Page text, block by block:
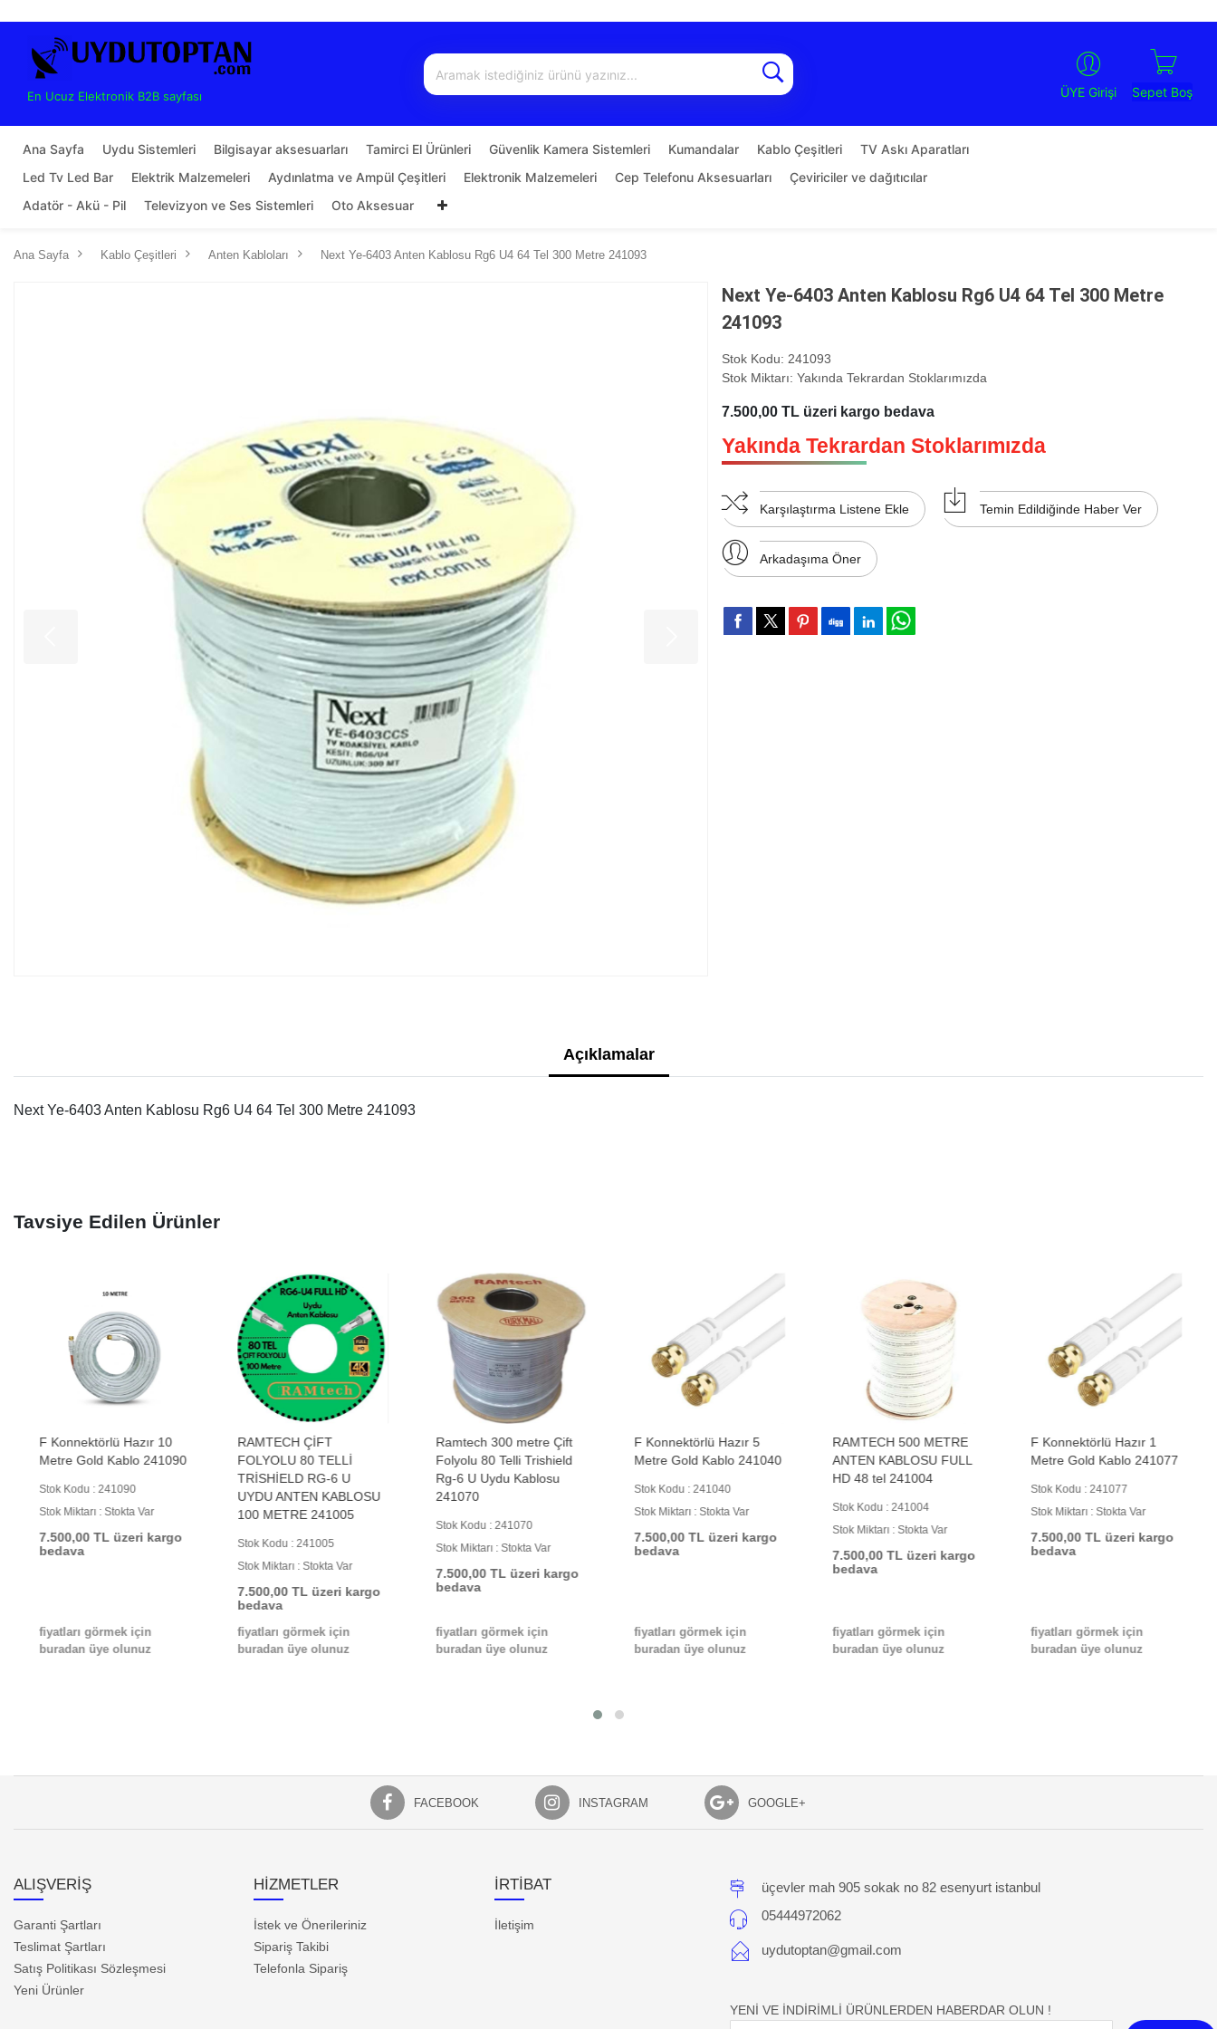
En Ucuz Elektronik B2B sayfası ÜYE Girişi Sepet Boş
Ana Sayfa Uydu Sistemleri Bilgisayar aksesuarları Tamirci El Ürünleri Güvenlik Kamera Sistemleri Kumandalar Kablo Çeşitleri
TV Askı Aparatları
Led Tv Led Bar
Elektrik Malzemeleri Aydınlatma ve Ampül Çeşitleri Elektronik Malzemeleri Cep Telefonu Aksesuarları
Çeviriciler ve dağıtıcılar
Adatör - Akü - Pil
Televizyon ve Ses Sistemleri Oto Aksesuar
Ana Sayfa Kablo Çeşitleri Anten Kabloları Next Ye-6403 Anten Kablosu Rg6 U4 64 Tel 300 Metre 241093
Next Ye-6403 Anten Kablosu Rg6 U4 64 Tel 300 Metre
241093
Stok Kodu: 241093
Stok Miktarı: Yakında Tekrardan Stoklarımızda
7.500,00 TL üzeri kargo bedava
Yakında Tekrardan Stoklarımızda
Karşılaştırma Listene Ekle Temin Edildiğinde Haber Ver
Arkadaşıma Öner
Açıklamalar
Next Ye-6403 Anten Kablosu Rg6 U4 64 Tel 300 Metre 241093
Tavsiye Edilen Ürünler
F Konnektörlü Hazır 10
Metre Gold Kablo 241090
Stok Kodu : 241090
Stok Miktarı : Stokta Var
7.500,00 TL üzeri kargo
bedava
fiyatları görmek için
buradan üye olunuz
RAMTECH ÇİFT
FOLYOLU 80 TELLİ
TRİSHİELD RG-6 U
UYDU ANTEN KABLOSU
100 METRE 241005
Stok Kodu : 241005
Stok Miktarı : Stokta Var
7.500,00 TL üzeri kargo
bedava
fiyatları görmek için
buradan üye olunuz
Ramtech 300 metre Çift
Folyolu 80 Telli Trishield
Rg-6 U Uydu Kablosu
241070
Stok Kodu : 241070
Stok Miktarı : Stokta Var
7.500,00 TL üzeri kargo
bedava
fiyatları görmek için
buradan üye olunuz
F Konnektörlü Hazır 5
Metre Gold Kablo 241040
Stok Kodu : 241040
Stok Miktarı : Stokta Var
7.500,00 TL üzeri kargo
bedava
fiyatları görmek için
buradan üye olunuz
RAMTECH 500 METRE
ANTEN KABLOSU FULL
HD 48 tel 241004
Stok Kodu : 241004
Stok Miktarı : Stokta Var
7.500,00 TL üzeri kargo
bedava
fiyatları görmek için
buradan üye olunuz
F Konnektörlü Hazır 1
Metre Gold Kablo 241077
Stok Kodu : 241077
Stok Miktarı : Stokta Var
7.500,00 TL üzeri kargo
bedava
fiyatları görmek için
buradan üye olunuz
FACEBOOK INSTAGRAM GOOGLE+
ALIŞVERİŞ
Garanti Şartları
Teslimat Şartları
Satış Politikası Sözleşmesi
Yeni Ürünler
HİZMETLER
İstek ve Önerileriniz
Sipariş Takibi
Telefonla Sipariş
İRTİBAT
İletişim
üçevler mah 905 sokak no 82 esenyurt istanbul
05444972062
uydutoptan@gmail.com
YENİ VE İNDİRİMLİ ÜRÜNLERDEN HABERDAR OLUN !